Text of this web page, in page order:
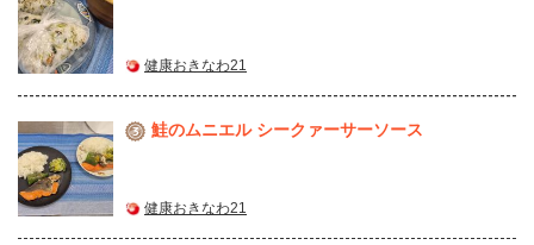
健康おきなわ21
3 鮭のムニエル シークァーサーソース
健康おきなわ21